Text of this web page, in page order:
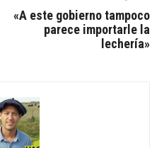
«A este gobierno tampoco
parece importarle la
lechería»